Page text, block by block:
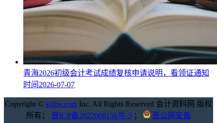
青海2026初级会计考试成绩复核申请说明，看领证通知
时间 2026-07-07
Copyright © kjzlw.com Inc. All Rights Reserved 会计资料网 版权
所有； 晋ICP备2022008156号-3 ；
晋公网安备